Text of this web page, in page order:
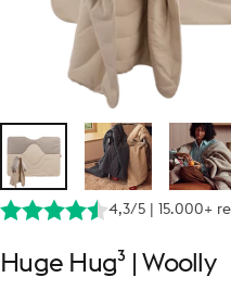
4,3/5 | 15.000+
Huge Hug³ Woolly